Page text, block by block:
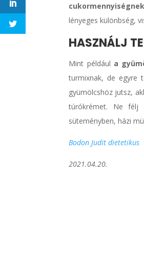
lényeges különbség,
HASZNÁLJ
Mint például a
turmixnak, de egyre
gyümölcshöz jutsz,
túrókrémet. Ne félj
süteményben, házi
Bodon Judit dietetikus
2021.04.20.